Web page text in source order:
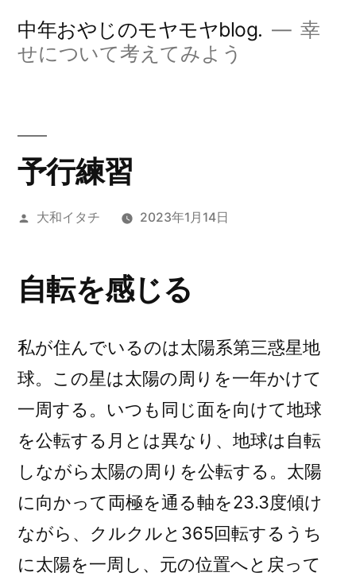
中年おやじのモヤモヤblog.
幸
せについて考えてみよう
予行練習
投
大和イタチ 2023年1月14日
自転を感じる
私が住んでいるのは太陽系第三惑星地
球。この星は太陽の周りを一年かけて
一周する。いつも同じ面を向けて地球
を公転する月とは異なり、地球は自転
しながら太陽の周りを公転する。太陽
に向かって両極を通る軸を23.3度傾け
ながら、クルクルと365回転するうち
に太陽を一周し、元の位置へと戻って